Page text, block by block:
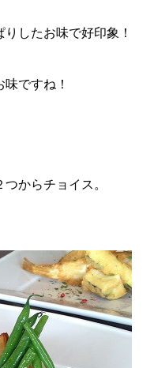
したお味で好印象！
ですね！
からチョイス。